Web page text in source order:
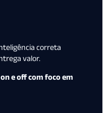
correta
valor.
e off com foco em